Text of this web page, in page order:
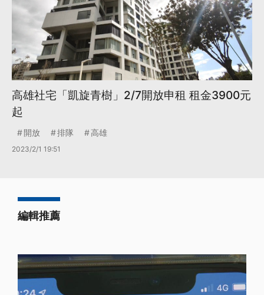
高雄社宅「凱旋青樹」2/7開放申租 租金3900元
起
開放 排隊 高雄
2023/2/1 19:51
編輯推薦